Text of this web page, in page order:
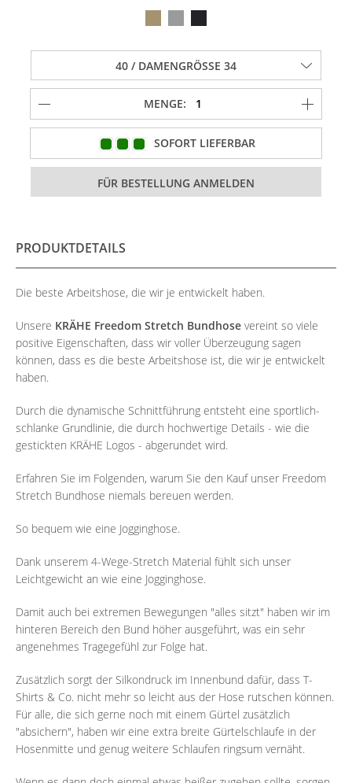
MENGE:
SOFORT LIEFERBAR
PRODUKTDETAILS
Die beste Arbeitshose, die wir je entwickelt haben.
Unsere KRÄHE Freedom Stretch Bundhose vereint so viele
positive Eigenschaften, dass wir voller Überzeugung sagen
können, dass es die beste Arbeitshose ist, die wir je entwickelt
haben.
Durch die dynamische Schnittführung entsteht eine sportlich-
schlanke Grundlinie, die durch hochwertige Details - wie die
gestickten KRÄHE Logos - abgerundet wird.
Erfahren Sie im Folgenden, warum Sie den Kauf unser Freedom
Stretch Bundhose niemals bereuen werden.
So bequem wie eine Jogginghose.
Dank unserem 4-Wege-Stretch Material fühlt sich unser
Leichtgewicht an wie eine Jogginghose.
Damit auch bei extremen Bewegungen "alles sitzt" haben wir im
hinteren Bereich den Bund höher ausgeführt, was ein sehr
angenehmes Tragegefühl zur Folge hat.
Zusätzlich sorgt der Silkondruck im Innenbund dafür, dass T-
Shirts & Co. nicht mehr so leicht aus der Hose rutschen können.
Für alle, die sich gerne noch mit einem Gürtel zusätzlich
"absichern", haben wir eine extra breite Gürtelschlaufe in der
Hosenmitte und genug weitere Schlaufen ringsum vernäht.